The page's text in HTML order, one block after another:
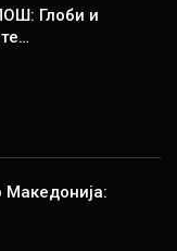
Глоби и
Македонија: